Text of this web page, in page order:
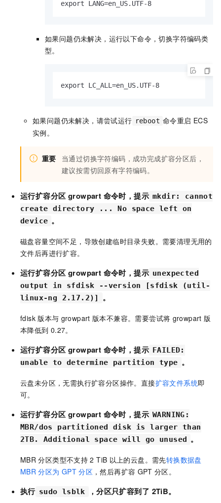
export LANG=en_US.UTF-8
如果问题仍未解决，运行以下命令，切换字符编码类
型。
export LC_ALL=en_US.UTF-8
如果问题仍未解决，请尝试运行 reboot 命令重启 ECS
实例。
重要
当通过切换字符编码，成功完成扩容分区后，
建议按需切回原有字符编码。
运行扩容分区 growpart 命令时，提示 mkdir: cannot
create directory ... No space left on
device 。
磁盘容量空间不足，导致创建临时目录失败。需要清理无用的
文件后再进行扩容。
运行扩容分区 growpart 命令时，提示 unexpected
output in sfdisk --version [sfdisk (util-
linux-ng 2.17.2)]
。
fdisk 版本与 growpart 版本不兼容。需要尝试将 growpart 版
本降低到 0.27。
运行扩容分区 growpart 命令时，提示 FAILED:
unable to determine partition type 。
云盘未分区，无需执行扩容分区操作。直接扩容文件系统即
可。
运行扩容分区 growpart 命令时，提示 WARNING:
MBR/dos partitioned disk is larger than
2TB. Additional space will go unused 。
MBR 分区类型不支持 2 TiB 以上的云盘。需先转换数据盘
MBR 分区为 GPT 分区，然后再扩容 GPT 分区。
执行 sudo lsblk ，分区只扩容到了 2TiB。